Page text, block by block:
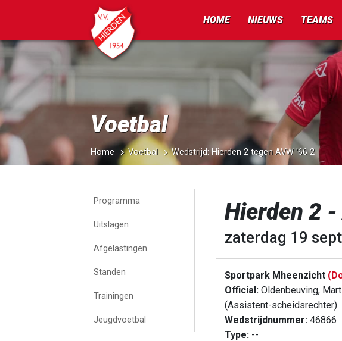
HOME NIEUWS TEAMS
Voetbal
Home Voetbal Wedstrijd: Hierden 2 tegen AVW '66 2
Programma
Uitslagen
Afgelastingen
Standen
Trainingen
Jeugdvoetbal
Hierden 2 -
zaterdag 19
Sportpark Mheenzicht
Official: Oldenbeuving,
(Assistent-scheidsrechter)
Wedstrijdnummer: 46866
Type: --